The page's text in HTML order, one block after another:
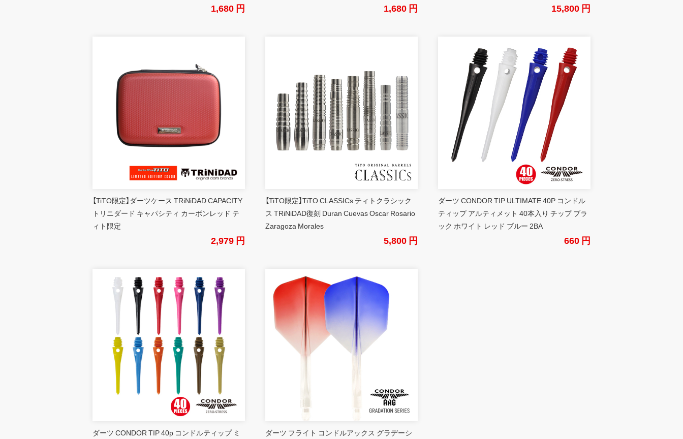
1,680 円 1,680 円 15,800 円
【TiTO限定】ダーツケース TRiNiDAD CAPACITY
トリニダード キャパシティ カーボンレッド テ
ィト限定
2,979 円
【TiTO限定】TiTO CLASSICs ティトクラシック
ス TRiNiDAD復刻 Duran Cuevas Oscar Rosario
Zaragoza Morales
5,800 円
ダーツ CONDOR TIP ULTIMATE 40P コンドル
ティップ アルティメット 40本入り チップ ブラ
ック ホワイト レッド ブルー 2BA
660 円
ダーツ CONDOR TIP 40p コンドルティップ ミ
ダーツ フライト コンドルアックス グラデーシ